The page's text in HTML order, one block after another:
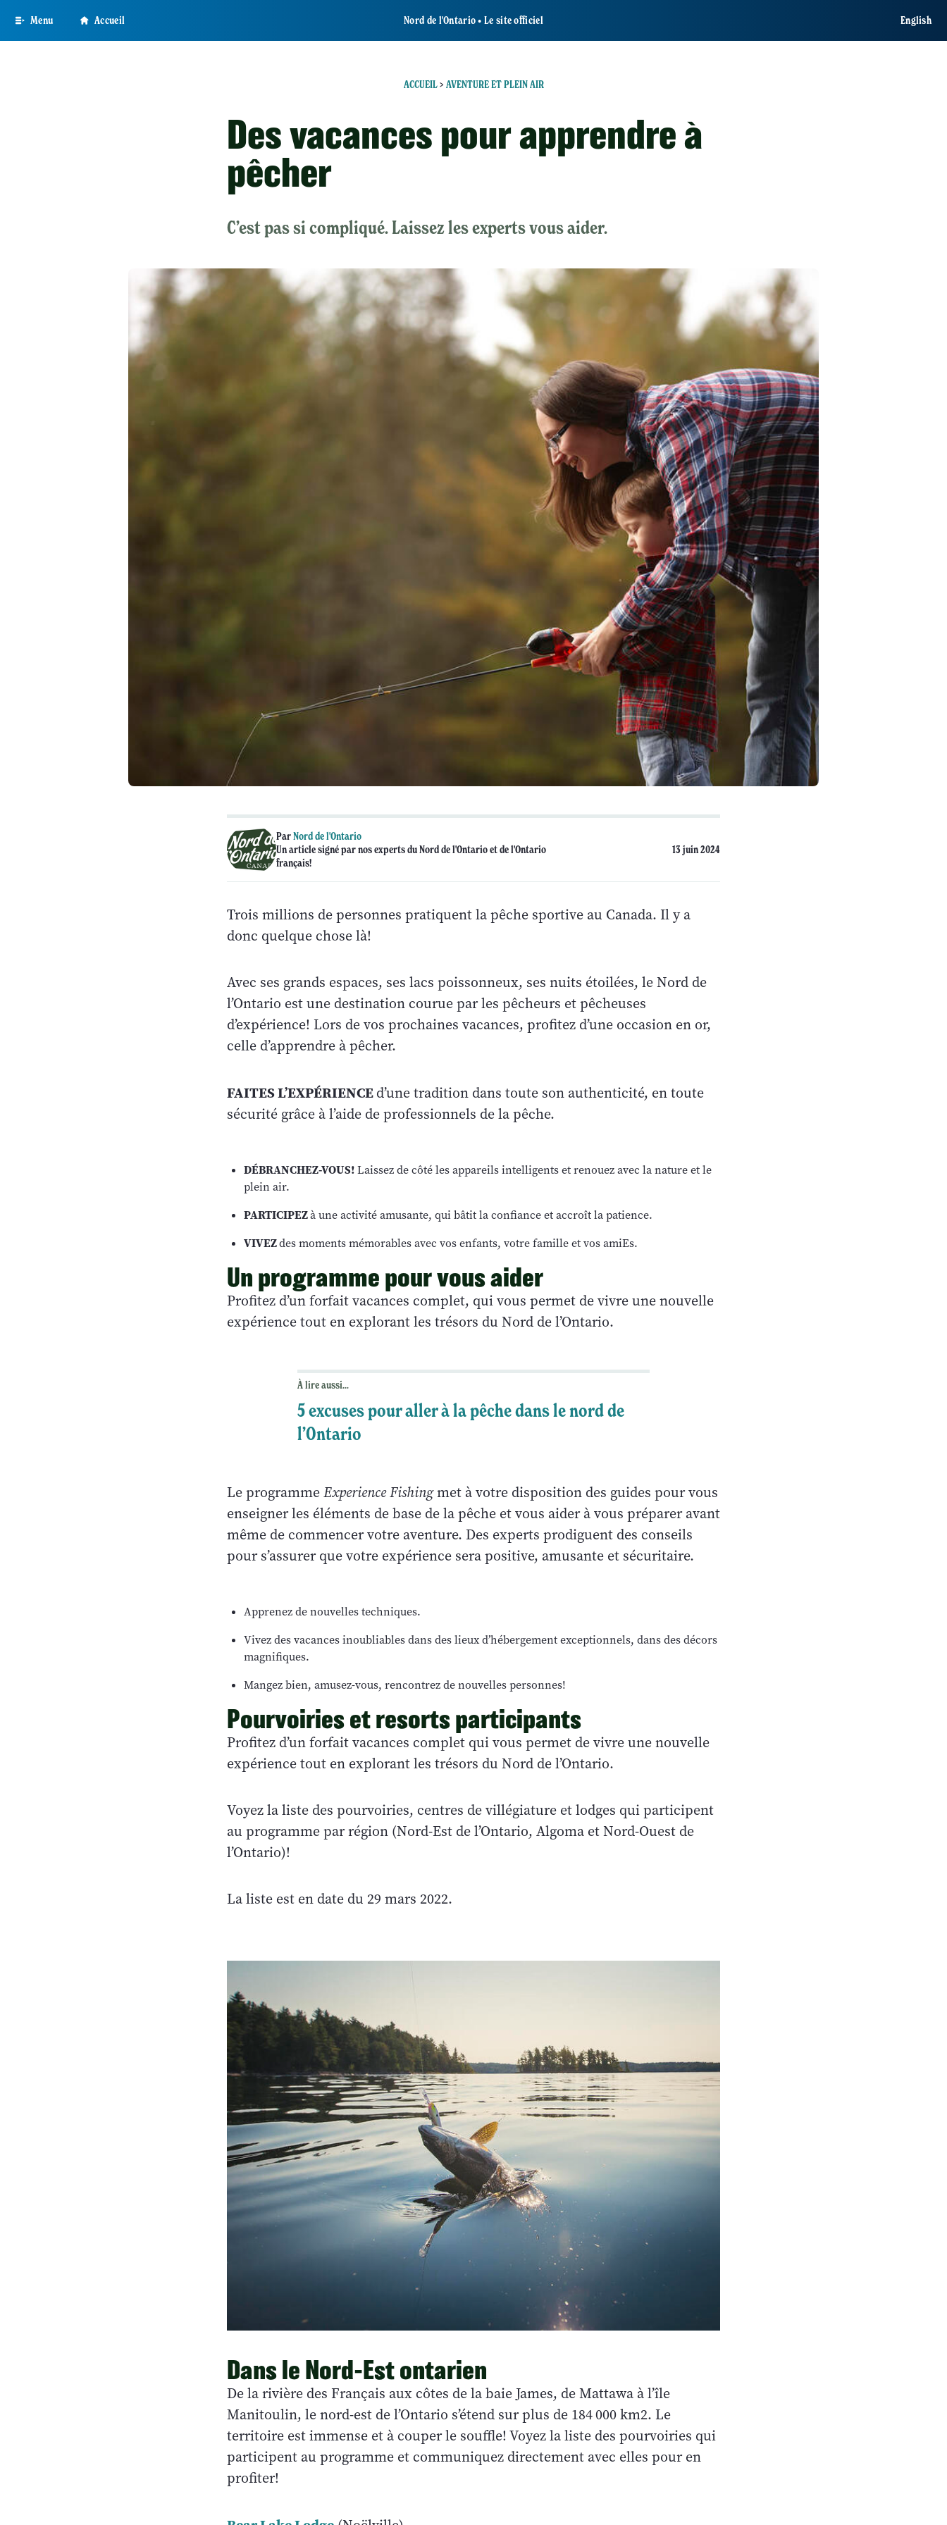
main
Menu Accueil Nord de l'Ontario • Le site officiel English
ACCUEIL> AVENTURE ET PLEIN AIR
Des vacances pour apprendre à
pêcher
C’est pas si compliqué. Laissez les experts vous aider.
ParNord de l'Ontario
Un article signé par nos experts du Nord de l'Ontario et de l'Ontario
français!
13 juin 2024
Trois millions de personnes pratiquent la pêche sportive au Canada. Il y a
donc quelque chose là!
Avec ses grands espaces, ses lacs poissonneux, ses nuits étoilées, le Nord de
l’Ontario est une destination courue par les pêcheurs et pêcheuses
d’expérience! Lors de vos prochaines vacances, profitez d’une occasion en or,
celle d’apprendre à pêcher.
FAITES L’EXPÉRIENCEd’une tradition dans toute son authenticité, en toute
sécurité grâce à l’aide de professionnels de la pêche.
DÉBRANCHEZ-VOUS!Laissez de côté les appareils intelligents et renouez avec la nature et le
plein air.
PARTICIPEZà une activité amusante, qui bâtit la confiance et accroît la patience.
VIVEZdes moments mémorables avec vos enfants, votre famille et vos amiEs.
Un programme pour vous aider
Profitez d’un forfait vacances complet, qui vous permet de vivre une nouvelle
expérience tout en explorant les trésors du Nord de l’Ontario.
À lire aussi...
5 excuses pour aller à la pêche dans le nord de
l’Ontario
Le programmeExperience Fishingmet à votre disposition des guides pour vous
enseigner les éléments de base de la pêche et vous aider à vous préparer avant
même de commencer votre aventure. Des experts prodiguent des conseils
pour s’assurer que votre expérience sera positive, amusante et sécuritaire.
Apprenez de nouvelles techniques.
Vivez des vacances inoubliables dans des lieux d’hébergement exceptionnels, dans des décors
magnifiques.
Mangez bien, amusez-vous, rencontrez de nouvelles personnes!
Pourvoiries et resorts participants
Profitez d’un forfait vacances complet qui vous permet de vivre une nouvelle
expérience tout en explorant les trésors du Nord de l’Ontario.
Voyez la liste des pourvoiries, centres de villégiature et lodges qui participent
au programme par région (Nord-Est de l’Ontario, Algoma et Nord-Ouest de
l’Ontario)!
La liste est en date du 29 mars 2022.
Dans le Nord-Est ontarien
De la rivière des Français aux côtes de la baie James, de Mattawa à l’île
Manitoulin, le nord-est de l’Ontario s’étend sur plus de 184 000 km2. Le
territoire est immense et à couper le souffle! Voyez la liste des pourvoiries qui
participent au programme et communiquez directement avec elles pour en
profiter!